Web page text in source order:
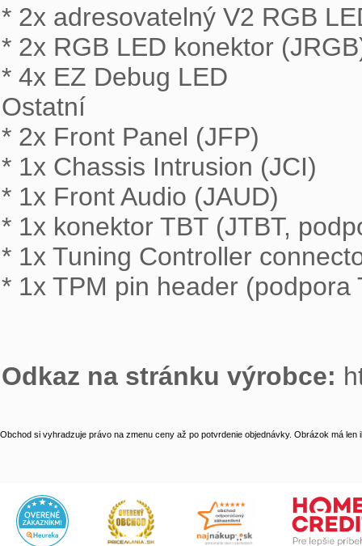
* 2x adresovatelný V2 RGB
* 2x RGB LED konektor
* 4x EZ Debug LED
Ostatní
* 2x Front Panel (JFP)
* 1x Chassis Intrusion (JCI)
* 1x Front Audio (JAUD)
* 1x konektor TBT (JTBT,
* 1x Tuning Controller
* 1x TPM pin header (podpora
Odkaz na stránku výrobce:
Obchod si vyhradzuje právo na zmenu ceny až po potvrdenie objednávky. Obrázok má len